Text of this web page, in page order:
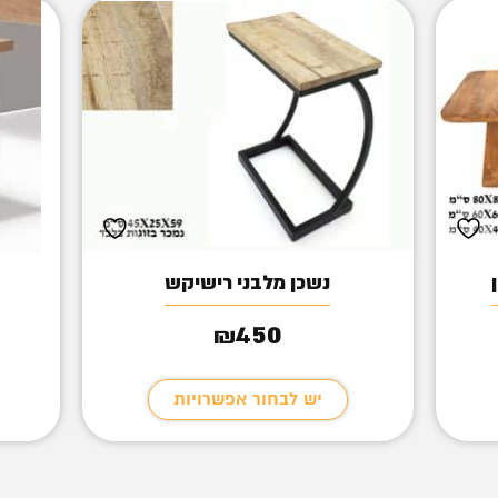
נשכן מלבני רישיקש
₪450
יש לבחור אפשרויות